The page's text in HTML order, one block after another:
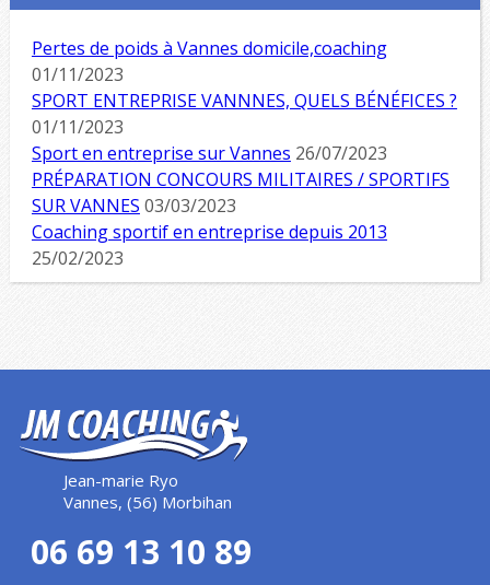
Pertes de poids à Vannes domicile,coaching
01/11/2023
SPORT ENTREPRISE VANNNES, QUELS BÉNÉFICES ?
01/11/2023
Sport en entreprise sur Vannes 26/07/2023
PRÉPARATION CONCOURS MILITAIRES / SPORTIFS
SUR VANNES 03/03/2023
Coaching sportif en entreprise depuis 2013
25/02/2023
Jean-marie Ryo
Vannes, (56) Morbihan
06 69 13 10 89